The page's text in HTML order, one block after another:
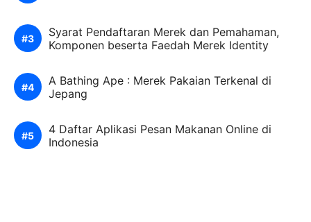
Syarat Pendaftaran Merek dan Pemahaman,
Komponen beserta Faedah Merek Identity
A Bathing Ape : Merek Pakaian Terkenal di
Jepang
4 Daftar Aplikasi Pesan Makanan Online di
Indonesia